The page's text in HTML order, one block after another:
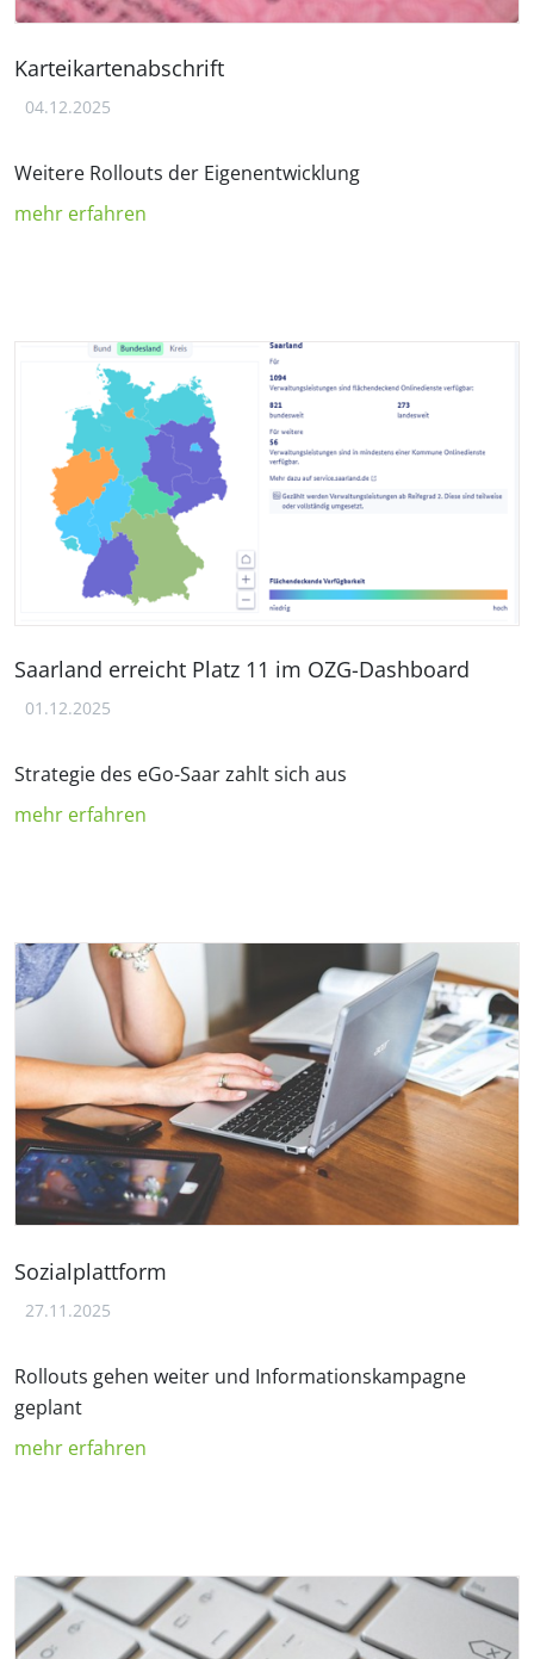
Karteikartenabschrift
04.12.2025
Weitere Rollouts der Eigenentwicklung
mehr erfahren
Saarland erreicht Platz 11 im OZG-Dashboard
01.12.2025
Strategie des eGo-Saar zahlt sich aus
mehr erfahren
Sozialplattform
27.11.2025
Rollouts gehen weiter und Informationskampagne
geplant
mehr erfahren